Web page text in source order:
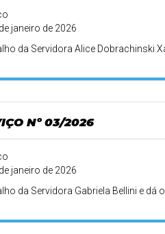
janeiro de 2026
da Servidora Alice Dobrachinski
Nº 03/2026
janeiro de 2026
da Servidora Gabriela Bellini e dá